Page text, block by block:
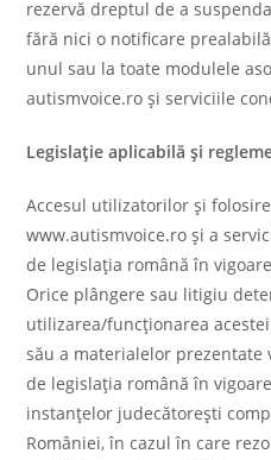
rezervă dreptul de a
fără nici o notificare
unul sau la toate modulele
autismvoice.ro şi serviciile
Legislaţie aplicabilă şi
Accesul utilizatorilor şi
www.autismvoice.ro şi a
de legislaţia română în
Orice plângere sau litigiu
utilizarea/funcţionarea
său a materialelor prezentate
de legislaţia română în
instanţelor judecătoreşti
României, în cazul în care